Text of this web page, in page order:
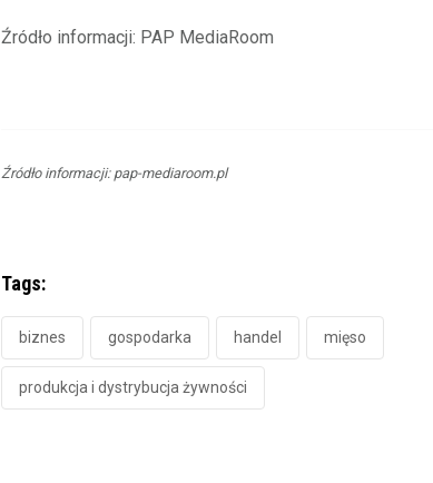
Źródło informacji: PAP MediaRoom
Źródło informacji: pap-mediaroom.pl
Tags:
biznes gospodarka handel mięso
produkcja i dystrybucja żywności